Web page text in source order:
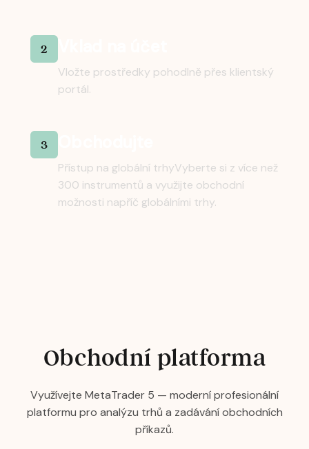
2
Vložte prostředky pohodlně přes klientský
portál.
3
Přístup na globální trhyVyberte si z více než
300 instrumentů a využijte obchodní
možnosti napříč globálními trhy.
Obchodní platforma
Využívejte MetaTrader 5 — moderní profesionální
platformu pro analýzu trhů a zadávání obchodních
příkazů.